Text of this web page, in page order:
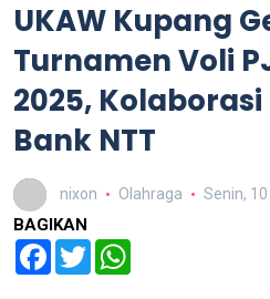
UKAW Kupang
Turnamen Voli
2025,
Bank NTT
nixon Olahraga Senin,
BAGIKAN
Facebook
Twitter